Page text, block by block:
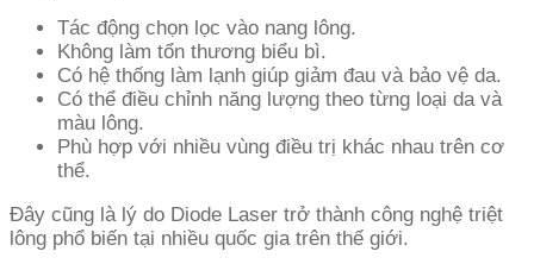
Tác động chọn lọc vào nang lông.
Không làm tổn thương biểu bì.
Có hệ thống làm lạnh giúp giảm đau và bảo vệ da.
Có thể điều chỉnh năng lượng theo từng loại da và
màu lông.
Phù hợp với nhiều vùng điều trị khác nhau trên cơ
thể.
Đây cũng là lý do Diode Laser trở thành công nghệ triệt
lông phổ biến tại nhiều quốc gia trên thế giới.